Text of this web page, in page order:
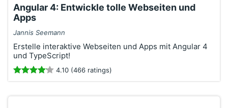
Angular 4: Entwickle tolle Webseiten und
Apps
Jannis Seemann
Erstelle interaktive Webseiten und Apps mit Angular 4
und TypeScript!
4.10 (466 ratings)